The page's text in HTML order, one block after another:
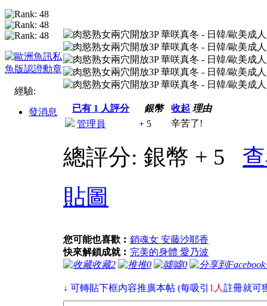
經驗:
發消息 已有 1 人評分 銀幣 收起 理由
管理員
+ 5 辛苦了!
總評分: 銀幣 + 5
貼圖
您可能也喜歡︰ 銷魂女 安藤沙耶香
快來解鎖成就︰ 完美的身體 愛乃波
收藏2 推0 噓0
↓ 可轉貼下框內容推廣本帖 (每吸引 1人 註冊就可